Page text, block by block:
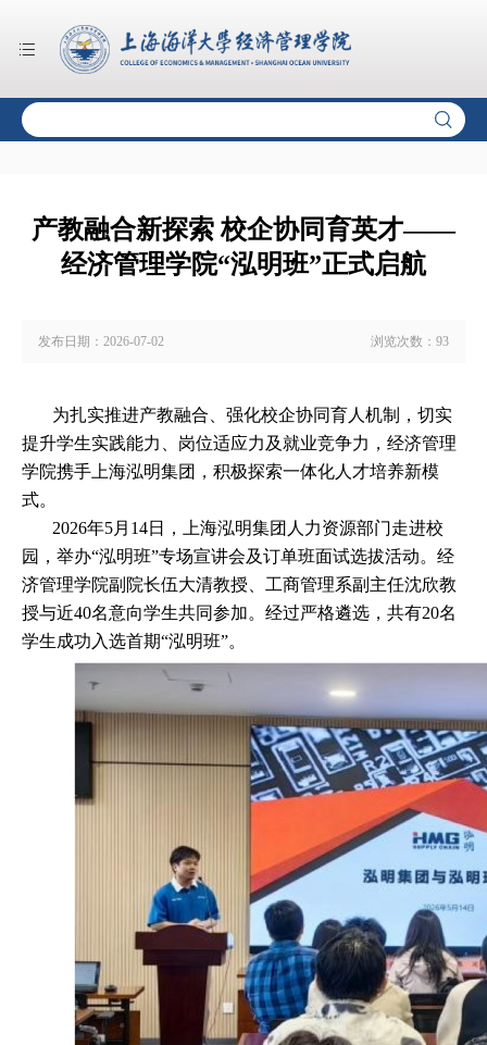
产教融合新探索 校企协同育英才——
经济管理学院“泓明班”正式启航
发布日期： 2026-07-02 浏览次数： 93
为扎实推进产教融合、强化校企协同育人机制，切实
提升学生实践能力、岗位适应力及就业竞争力，经济管理
学院携手上海泓明集团，积极探索一体化人才培养新模
式。
2026年5月 14日，上海泓明集团人力资源部门走进校
园，举办“泓明班”专场宣讲会及订单班面试选拔活动。经
济管理学院副院长伍大清教授、工商管理系副主任沈欣教
授与近40名意向学生共同参加。经过严格遴选，共有20名
学生成功入选首期“泓明班”。